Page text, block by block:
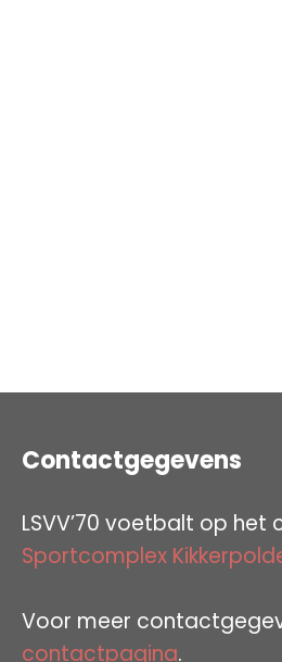
Contactgegevens
LSVV’70 voetbalt op het
Sportcomplex
Voor meer
contactpagina.